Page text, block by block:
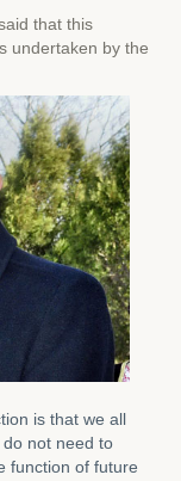
that this
undertaken by the
is that we all
not need to
function of future